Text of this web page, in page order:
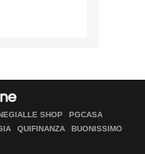
SHOP
PGCASA
QUIFINANZA
BUONISSIMO